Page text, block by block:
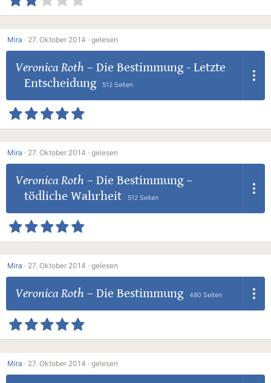
Mira · 27. Oktober 2014 · gelesen
Veronica Roth – Die Bestimmung - Letzte
Entscheidung
512 Seiten
Mira · 27. Oktober 2014 · gelesen
Veronica Roth – Die Bestimmung –
tödliche Wahrheit
512 Seiten
Mira · 27. Oktober 2014 · gelesen
Veronica Roth – Die Bestimmung 480 Seiten
Mira · 27. Oktober 2014 · gelesen